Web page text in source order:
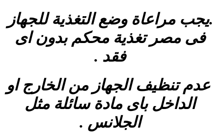
.يجب مراعاة وضع التغذية للجهاز
فى مصر تغذية محكم بدون اى
فقد .
عدم تنظيف الجهاز من الخارج او
الداخل باى مادة سائلة مثل
الجلانس .